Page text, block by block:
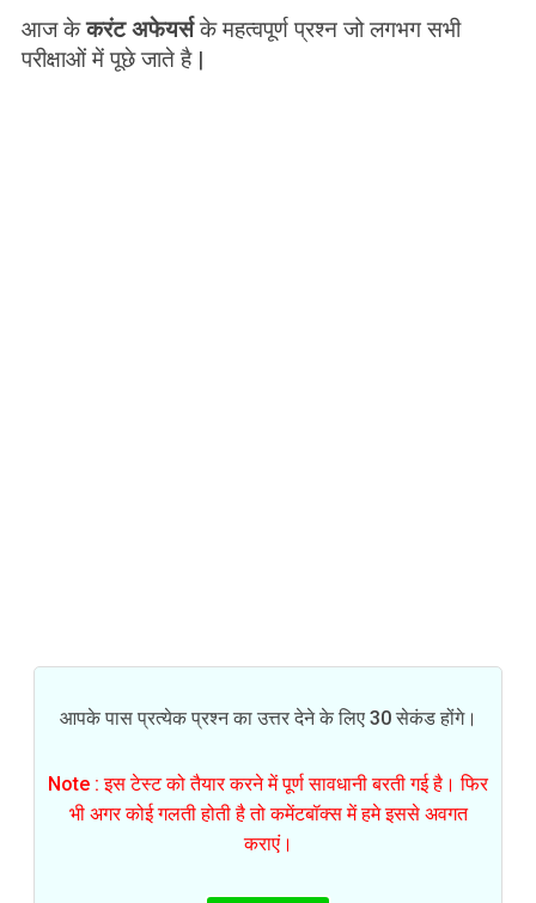
आज केकरंट अफेयर्सके महत्वपूर्ण प्रश्न जो लगभग सभी
परीक्षाओं में पूछे जाते है |
आपके पास प्रत्येक प्रश्न का उत्तर देने के लिए 30 सेकंड होंगे।
Note : इस टेस्ट को तैयार करने में पूर्ण सावधानी बरती गई है। फिर
भी अगर कोई गलती होती है तो कमेंटबॉक्स में हमे इससे अवगत
कराएं।